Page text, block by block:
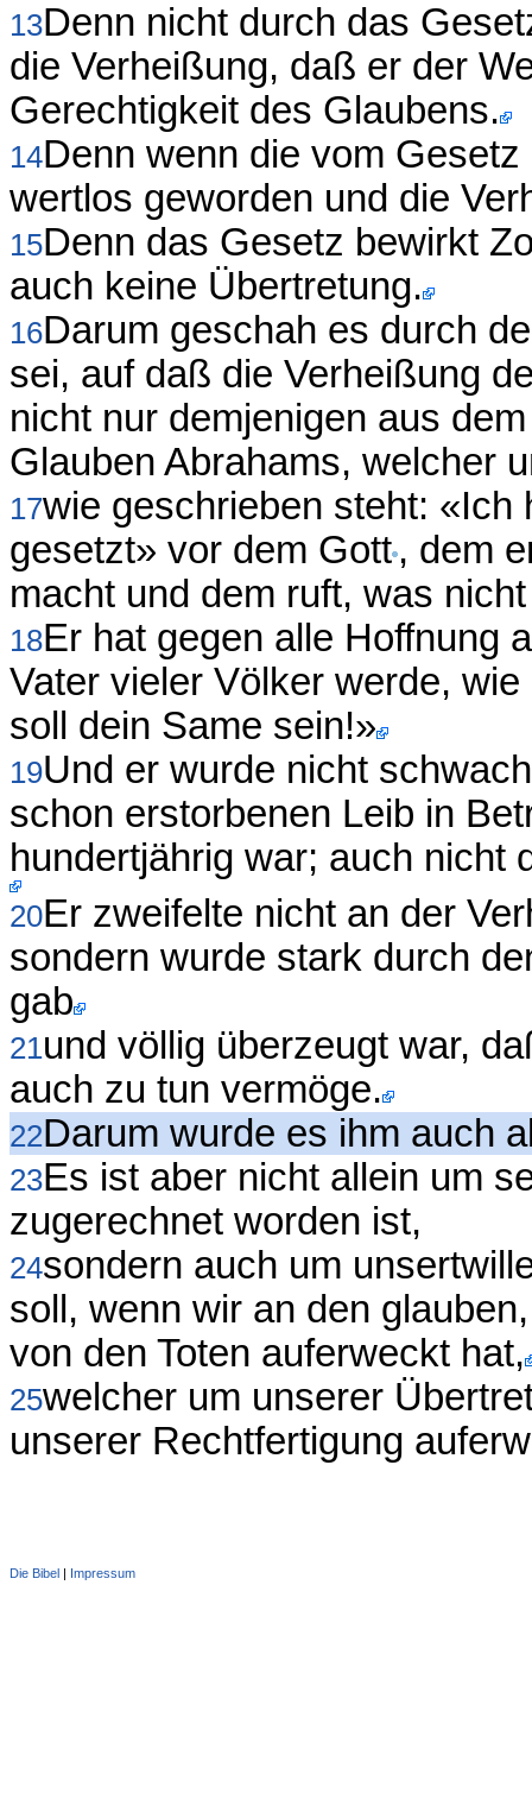
13Denn nicht durch das
die Verheißung, daß er der
Gerechtigkeit des Glaubens.
14Denn wenn die vom
wertlos geworden und die
15Denn das Gesetz bewirkt
auch keine Übertretung.
16Darum geschah es durch
sei, auf daß die Verheißung
nicht nur demjenigen aus
Glauben Abrahams, welcher
17wie geschrieben steht: «Ich
gesetzt» vor dem Gott , dem
macht und dem ruft, was
18Er hat gegen alle Hoffnung
Vater vieler Völker werde,
soll dein Same sein!»
19Und er wurde nicht
schon erstorbenen Leib in
hundertjährig war; auch nicht
20Er zweifelte nicht an der
sondern wurde stark durch
gab
21und völlig überzeugt war,
auch zu tun vermöge.
22Darum wurde es ihm auch
23Es ist aber nicht allein um
zugerechnet worden ist,
24sondern auch um
soll, wenn wir an den
von den Toten auferweckt hat,
25welcher um unserer
unserer Rechtfertigung
Die Bibel | Impressum